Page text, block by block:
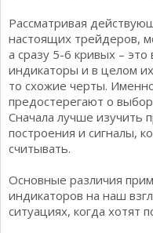
Рассматривая
настоящих трейдеров,
а сразу 5-6 кривых – это
индикаторы и в целом
то схожие черты.
предостерегают о
Сначала лучше изучить
построения и сигналы,
считывать.
Основные различия
индикаторов на наш
ситуациях, когда хотят